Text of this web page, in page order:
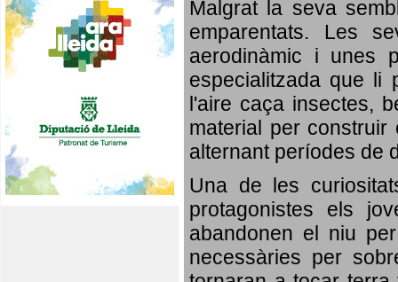
Malgrat la seva
emparentats. Les
aerodinàmic i unes
especialitzada que li
l'aire caça insectes,
material per
alternant períodes de
Una de les
protagonistes els
abandonen el niu
necessàries per